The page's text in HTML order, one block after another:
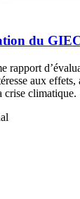
du
rapport
aux
crise climatique.